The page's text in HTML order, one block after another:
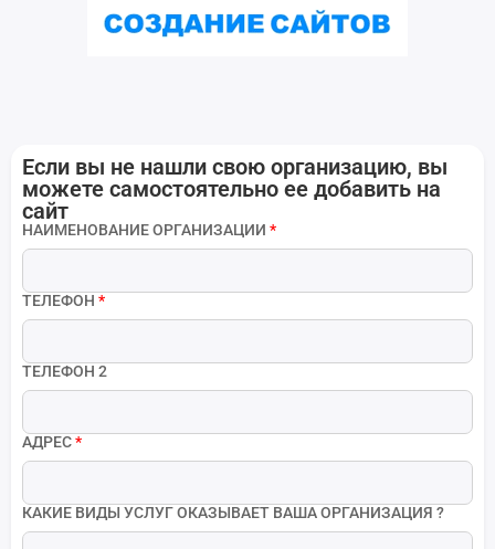
Если вы не нашли свою организацию, вы
можете самостоятельно ее добавить на
сайт
НАИМЕНОВАНИЕ ОРГАНИЗАЦИИ *
ТЕЛЕФОН *
ТЕЛЕФОН 2
АДРЕС*
КАКИЕ ВИДЫ УСЛУГ ОКАЗЫВАЕТ ВАША ОРГАНИЗАЦИЯ ?